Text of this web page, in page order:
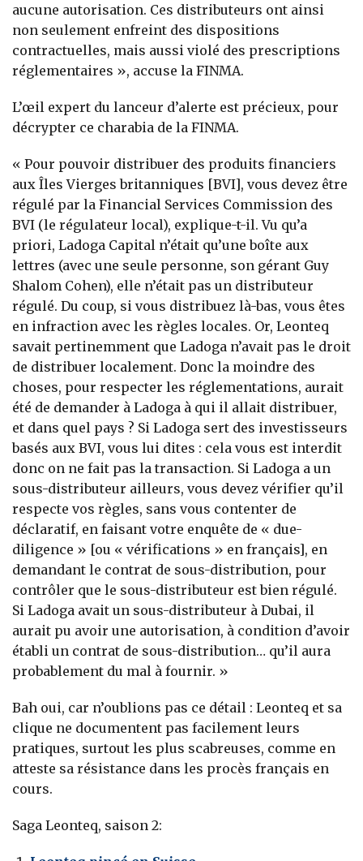
aucune autorisation. Ces distributeurs ont ainsi
non seulement enfreint des dispositions
contractuelles, mais aussi violé des prescriptions
réglementaires », accuse la FINMA.
L’œil expert du lanceur d’alerte est précieux, pour
décrypter ce charabia de la FINMA.
« Pour pouvoir distribuer des produits financiers
aux Îles Vierges britanniques [BVI], vous devez être
régulé par la Financial Services Commission des
BVI (le régulateur local), explique-t-il. Vu qu’a
priori, Ladoga Capital n’était qu’une boîte aux
lettres (avec une seule personne, son gérant Guy
Shalom Cohen), elle n’était pas un distributeur
régulé. Du coup, si vous distribuez là-bas, vous êtes
en infraction avec les règles locales. Or, Leonteq
savait pertinemment que Ladoga n’avait pas le droit
de distribuer localement. Donc la moindre des
choses, pour respecter les réglementations, aurait
été de demander à Ladoga à qui il allait distribuer,
et dans quel pays ? Si Ladoga sert des investisseurs
basés aux BVI, vous lui dites : cela vous est interdit
donc on ne fait pas la transaction. Si Ladoga a un
sous-distributeur ailleurs, vous devez vérifier qu’il
respecte vos règles, sans vous contenter de
déclaratif, en faisant votre enquête de « due-
diligence » [ou « vérifications » en français], en
demandant le contrat de sous-distribution, pour
contrôler que le sous-distributeur est bien régulé.
Si Ladoga avait un sous-distributeur à Dubai, il
aurait pu avoir une autorisation, à condition d’avoir
établi un contrat de sous-distribution… qu’il aura
probablement du mal à fournir. »
Bah oui, car n’oublions pas ce détail : Leonteq et sa
clique ne documentent pas facilement leurs
pratiques, surtout les plus scabreuses, comme en
atteste sa résistance dans les procès français en
cours.
Saga Leonteq, saison 2: